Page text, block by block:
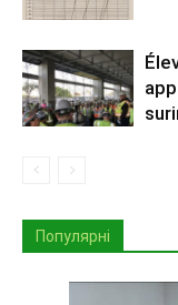
Популярні